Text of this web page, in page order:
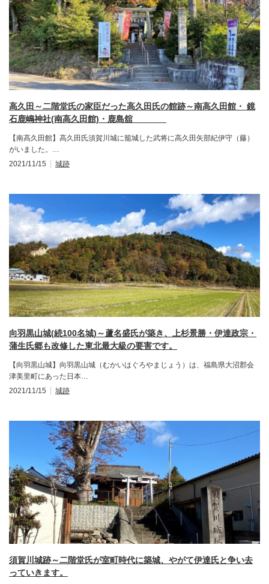
高久田～二階堂氏の家臣だった高久田氏の館跡～南高久田館・ 鏡
石鹿嶋神社(南高久田館)・鹿島舘
【南高久田館】高久田氏須賀川城に籠城した武将に高久田矢部紀伊守（藤）
がいました。…
2021/11/15
城跡
向羽黒山城(続100名城)～蘆名盛氏が築き、上杉景勝・伊達政宗・
蒲生氏郷も改修した東北最大級の要害です。
【向羽黒山城】向羽黒山城（むかいはぐろやまじょう）は、福島県大沼郡会
津美里町にあった日本…
2021/11/15
城跡
須賀川城跡～二階堂氏が室町時代に築城、やがて伊達氏と争い去
っていきます。